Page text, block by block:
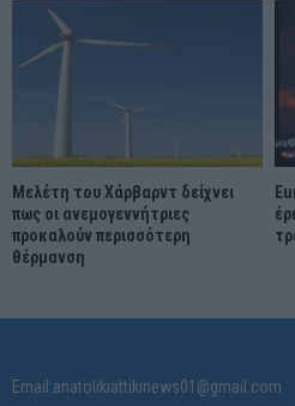
Μελέτη του Χάρβαρντ δείχνει
πως οι ανεμογεννήτριες
προκαλούν περισσότερη
θέρμανση
Email:anatolikiattikinews01@gmail.com